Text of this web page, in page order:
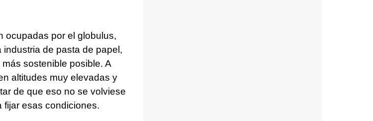
ocupadas por el globulus,
de pasta de papel,
sostenible posible. A
altitudes muy elevadas y
de que eso no se volviese
fijar esas condiciones.